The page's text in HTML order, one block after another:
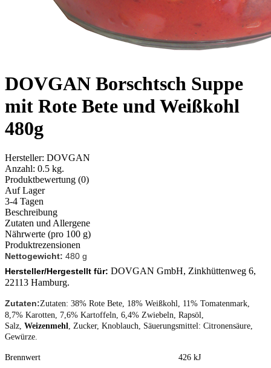
DOVGAN Borschtsch Suppe
mit Rote Bete und Weißkohl
480g
Hersteller: DOVGAN
Anzahl: 0.5 kg.
Produktbewertung (0)
Auf Lager
3-4 Tagen
Beschreibung
Zutaten und Allergene
Nährwerte (pro 100 g)
Produktrezensionen
Nettogewicht: 480 g
Hersteller/Hergestellt für: DOVGAN GmbH, Zinkhüttenweg 6,
22113 Hamburg.
Zutaten:Zutaten: 38% Rote Bete, 18% Weißkohl, 11% Tomatenmark,
8,7% Karotten, 7,6% Kartoffeln, 6,4% Zwiebeln, Rapsöl,
Salz, Weizenmehl, Zucker, Knoblauch, Säuerungsmittel: Citronensäure,
Gewürze.
Brennwert 426 kJ